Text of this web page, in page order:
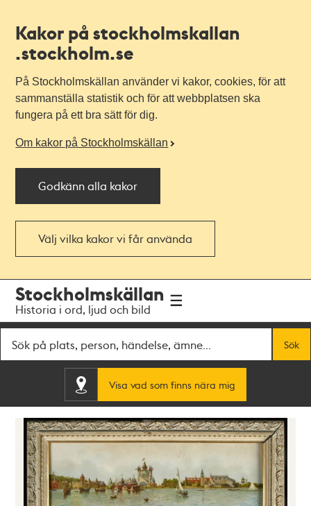
Kakor på stockholmskallan
.stockholm.se
På Stockholmskällan använder vi kakor, cookies, för att
sammanställa statistik och för att webbplatsen ska
fungera på ett bra sätt för dig.
Om kakor på Stockholmskällan
Godkänn alla kakor
Välj vilka kakor vi får använda
navigationen
huvudinnehållet
Stockholmskällan
Historia i ord, ljud och bild
Sök
Visa vad som finns nära mig